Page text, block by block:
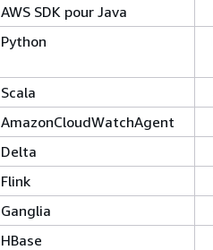
AWS SDK pour Java
Python
Scala
AmazonCloudWatchAgent
Delta
Flink
Ganglia
HBase